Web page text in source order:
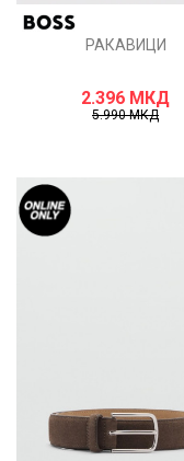
РАКАВИЦИ
2.396 МКД
5.990МКД